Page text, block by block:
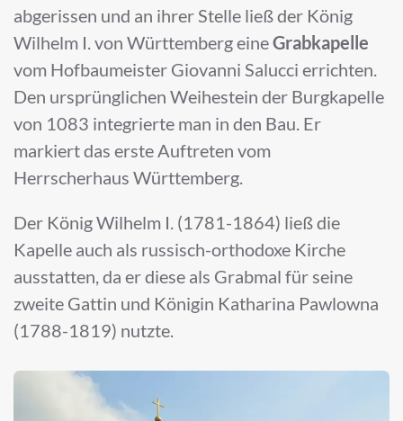
abgerissen und an ihrer Stelle ließ der König
Wilhelm I. von Württemberg eineGrabkapelle
vom Hofbaumeister Giovanni Salucci errichten.
Den ursprünglichen Weihestein der Burgkapelle
von 1083 integrierte man in den Bau. Er
markiert das erste Auftreten vom
Herrscherhaus Württemberg.
Der König Wilhelm I. (1781-1864) ließ die
Kapelle auch als russisch-orthodoxe Kirche
ausstatten, da er diese als Grabmal für seine
zweite Gattin und Königin Katharina Pawlowna
(1788-1819) nutzte.